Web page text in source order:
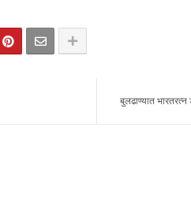
बुलढाण्यात